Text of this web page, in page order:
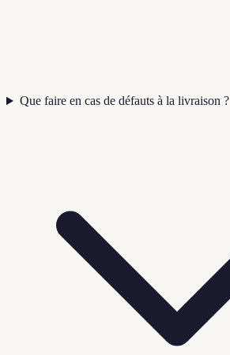
Que faire en cas de défauts à la livraison ?